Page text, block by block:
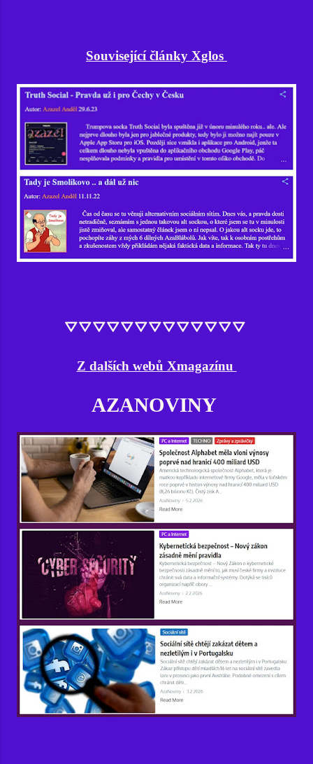
Související články Xglos
⛛⛛⛛⛛⛛⛛⛛⛛⛛⛛⛛⛛⛛
Z dalších webů Xmagazínu
AZANOVINY